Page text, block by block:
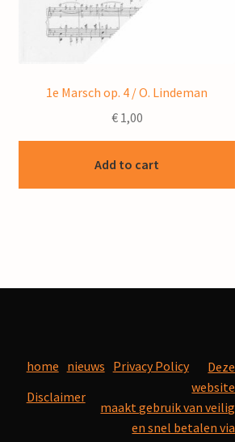
1e Marsch op. 4 / O. Lindeman
€1,00
Add to cart
home nieuws Privacy Policy
Disclaimer
Deze
website
maakt gebruik van veilig
en snel betalen via